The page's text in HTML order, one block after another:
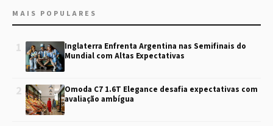
MAIS POPULARES
1
Inglaterra Enfrenta Argentina nas Semifinais do
Mundial com Altas Expectativas
2
Omoda C7 1.6T Elegance desafia expectativas com
avaliação ambígua